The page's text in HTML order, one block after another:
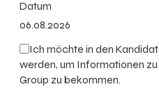
Datum
06.08.2026
Ich möchte in den
werden, um Informationen
Group zu bekommen.